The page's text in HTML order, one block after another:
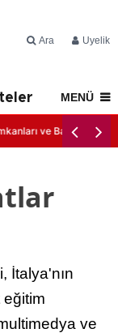
Ara Üyelik
İtalya'da
MENÜ
ve Başvuru
İtalya'nın
ve